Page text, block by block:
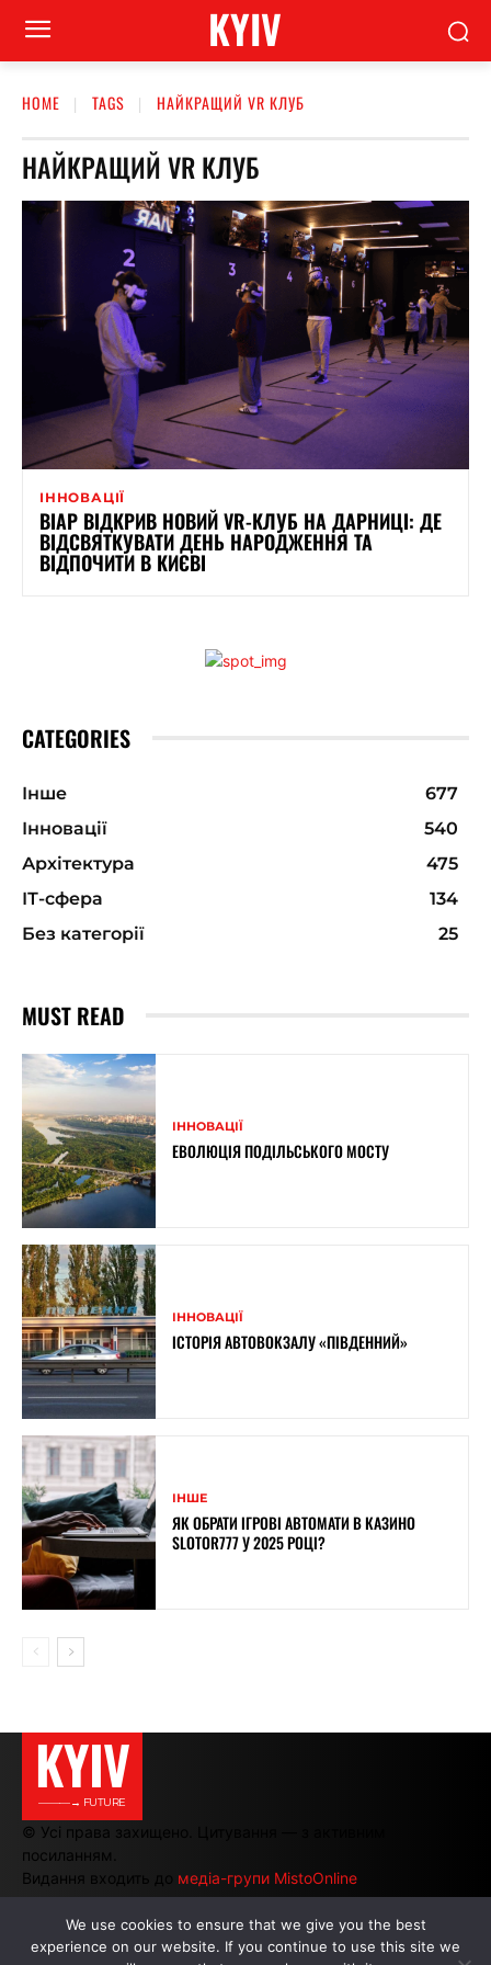
KYIV
HOME TAGS НАЙКРАЩИЙ VR КЛУБ
НАЙКРАЩИЙ VR КЛУБ
ІННОВАЦІЇ
ВІАР ВІДКРИВ НОВИЙ VR-КЛУБ НА ДАРНИЦІ: ДЕ
ВІДСВЯТКУВАТИ ДЕНЬ НАРОДЖЕННЯ ТА
ВІДПОЧИТИ В КИЄВІ
CATEGORIES
Інше
677
Інновації
540
Архітектура
475
ІТ-сфера
134
Без категорії
25
MUST READ
ІННОВАЦІЇ
ЕВОЛЮЦІЯ ПОДІЛЬСЬКОГО МОСТУ
ІННОВАЦІЇ
ІСТОРІЯ АВТОВОКЗАЛУ «ПІВДЕННИЙ»
ІНШЕ
ЯК ОБРАТИ ІГРОВІ АВТОМАТИ В КАЗИНО
SLOTOR777 У 2025 РОЦІ?
KYIV
———→ FUTURE
© Усі права захищено. Цитування — з активним
посиланням.
Видання входить до медіа-групи MistoOnline
АВТОРИ | РЕКЛАМА НА САЙТІ
We use cookies to ensure that we give you the best
experience on our website. If you continue to use this site we